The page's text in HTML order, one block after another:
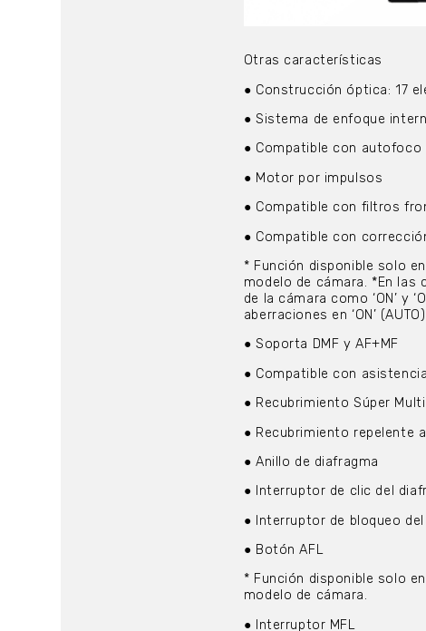
Otras características
● Construcción óptica: 17
● Sistema de enfoque
● Compatible con autofoco
● Motor por impulsos
● Compatible con filtros
● Compatible con
* Función disponible solo
modelo de cámara. *En
de la cámara como ‘ON’ y
aberraciones en ‘ON’ (AUTO)
● Soporta DMF y AF+MF
● Compatible con
● Recubrimiento Súper Multi
● Recubrimiento repelente
● Anillo de diafragma
● Interruptor de clic del
● Interruptor de bloqueo
● Botón AFL
* Función disponible solo
modelo de cámara.
● Interruptor MFL